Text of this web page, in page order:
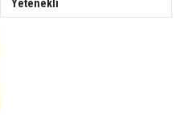
Yetenekli